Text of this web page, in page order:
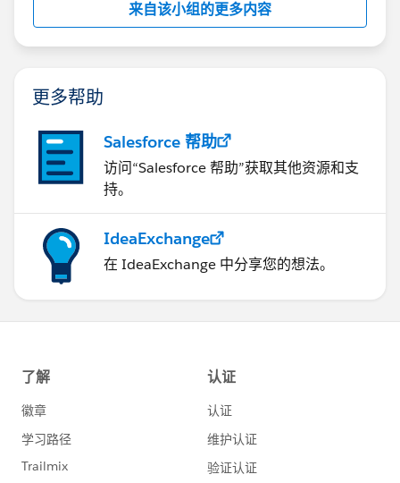
logs_archive_directory:
Tableauサーバーのサービスが動作するユーザーアカウ
ることを確認します。
4. テスト
のアーカイブが正しくBoxDriveに格納されるかテストし
ます。
来自该小组的更多内容
更多帮助
Salesforce 帮助
访问“Salesforce 帮助”获取其他资源和支
持。
IdeaExchange
在 IdeaExchange 中分享您的想法。